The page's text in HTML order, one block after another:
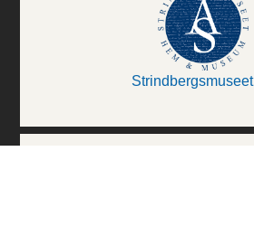
Strindbergsmuseet